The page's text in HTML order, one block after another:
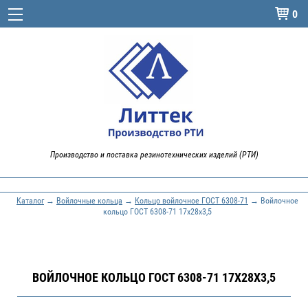
 0
Производство и поставка резинотехнических изделий (РТИ)
Каталог→ Войлочные кольца → Кольцо войлочное ГОСТ 6308-71 → Войлочное
кольцо ГОСТ 6308-71 17х28х3,5
ВОЙЛОЧНОЕ КОЛЬЦО ГОСТ 6308-71 17Х28Х3,5